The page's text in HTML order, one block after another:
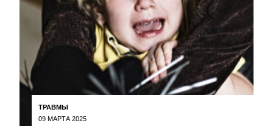
ТРАВМЫ
09 МАРТА 2025